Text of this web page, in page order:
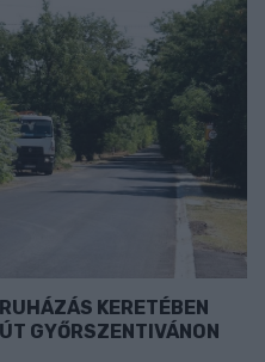
KERETÉBEN
GYŐRSZENTIVÁNON